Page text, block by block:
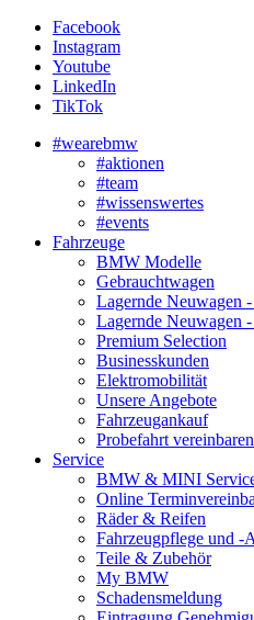
Facebook
Instagram
Youtube
LinkedIn
TikTok
#wearebmw
#aktionen
#team
#wissenswertes
#events
Fahrzeuge
BMW Modelle
Gebrauchtwagen
Lagernde Neuwagen
Lagernde Neuwagen
Premium Selection
Businesskunden
Elektromobilität
Unsere Angebote
Fahrzeugankauf
Probefahrt vereinbaren
Service
BMW & MINI
Online
Räder & Reifen
Fahrzeugpflege und -
Teile & Zubehör
My BMW
Schadensmeldung